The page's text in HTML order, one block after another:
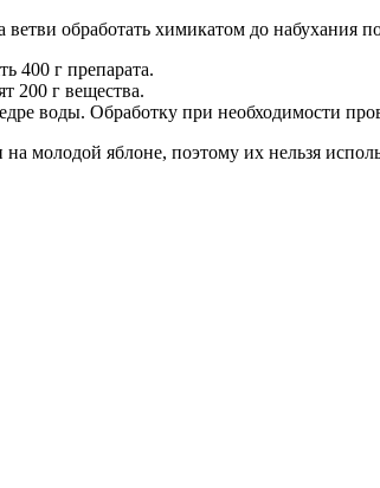
обработать химикатом до набухания
400 г препарата.
200 г вещества.
воды. Обработку при необходимости
молодой яблоне, поэтому их нельзя